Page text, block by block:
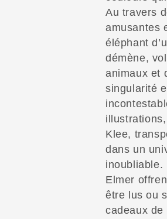
Au travers
amusantes
éléphant
démène,
animaux et
singularité
illustrations,
Klee,
dans un
inoubliable.
Elmer
être lus ou
cadeaux de